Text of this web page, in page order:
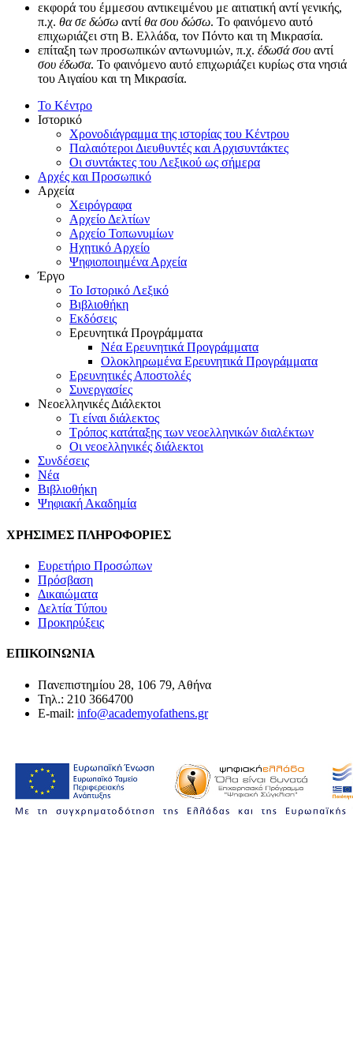
εκφορά του έμμεσου αντικειμένου με αιτιατική αντί γενικής,
π.χ. θα σε δώσω αντίθα σου δώσω. Το φαινόμενο αυτό
επιχωριάζει στη Β. Ελλάδα, τον Πόντο και τη Μικρασία.
επίταξη των προσωπικών αντωνυμιών, π.χ. έδωσά σου αντί
σου έδωσα. Το φαινόμενο αυτό επιχωριάζει κυρίως στα νησιά
του Αιγαίου και τη Μικρασία.
Το Κέντρο
Ιστορικό
Χρονοδιάγραμμα της ιστορίας του Κέντρου
Παλαιότεροι Διευθυντές και Αρχισυντάκτες
Οι συντάκτες του Λεξικού ως σήμερα
Αρχές και Προσωπικό
Αρχεία
Χειρόγραφα
Αρχείο Δελτίων
Αρχείο Τοπωνυμίων
Ηχητικό Αρχείο
Ψηφιοποιημένα Αρχεία
Έργο
Το Ιστορικό Λεξικό
Βιβλιοθήκη
Εκδόσεις
Ερευνητικά Προγράμματα
Νέα Ερευνητικά Προγράμματα
Ολοκληρωμένα Ερευνητικά Προγράμματα
Ερευνητικές Αποστολές
Συνεργασίες
Νεοελληνικές Διάλεκτοι
Τι είναι διάλεκτος
Τρόπος κατάταξης των νεοελληνικών διαλέκτων
Οι νεοελληνικές διάλεκτοι
Συνδέσεις
Νέα
Βιβλιοθήκη
Ψηφιακή Ακαδημία
ΧΡΗΣΙΜΕΣ ΠΛΗΡΟΦΟΡΙΕΣ
Ευρετήριο Προσώπων
Πρόσβαση
Δικαιώματα
Δελτία Τύπου
Προκηρύξεις
ΕΠΙΚΟΙΝΩΝΙΑ
Πανεπιστημίου 28, 106 79, Αθήνα
Τηλ.: 210 3664700
E-mail: info@academyofathens.gr